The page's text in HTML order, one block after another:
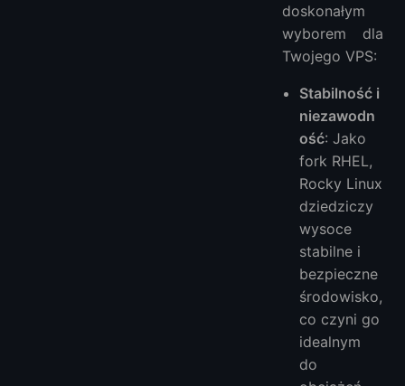
doskonałym
wyborem dla
Twojego VPS:
Stabilność i
niezawodn
ość: Jako
fork RHEL,
Rocky Linux
dziedziczy
wysoce
stabilne i
bezpieczne
środowisko,
co czyni go
idealnym
do